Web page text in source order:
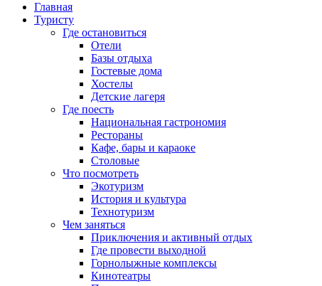
Главная
Туристу
Где остановиться
Отели
Базы отдыха
Гостевые дома
Хостелы
Детские лагеря
Где поесть
Национальная гастрономия
Рестораны
Кафе, бары и караоке
Столовые
Что посмотреть
Экотуризм
История и культура
Технотуризм
Чем заняться
Приключения и активный отдых
Где провести выходной
Горнолыжные комплексы
Кинотеатры